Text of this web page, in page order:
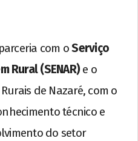
com oServiço
Rural (SENAR) e o
de Nazaré, com o
técnico e
do setor